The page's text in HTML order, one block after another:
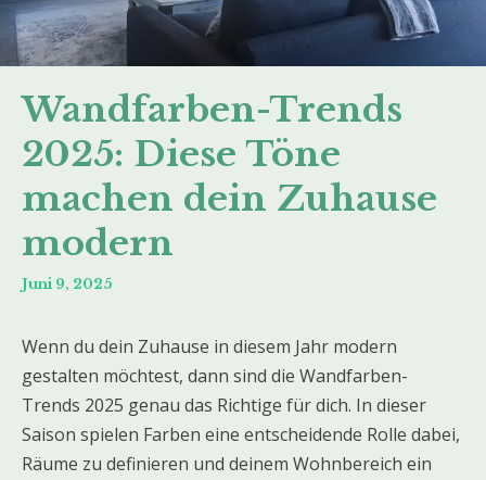
Wandfarben-Trends
2025: Diese Töne
machen dein Zuhause
modern
Juni 9, 2025
Wenn du dein Zuhause in diesem Jahr modern
gestalten möchtest, dann sind die Wandfarben-
Trends 2025 genau das Richtige für dich. In dieser
Saison spielen Farben eine entscheidende Rolle dabei,
Räume zu definieren und deinem Wohnbereich ein